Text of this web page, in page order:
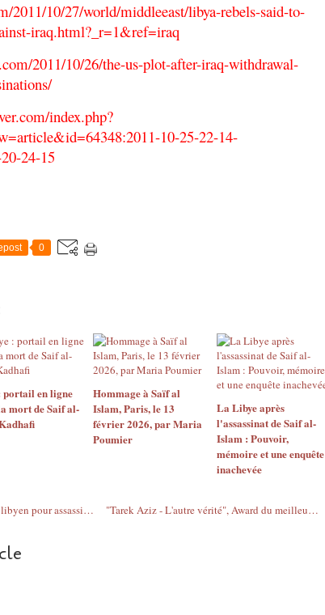
2011/10/27/world/middleeast/libya-rebels-said-to-
iraq.html?_r=1&ref=iraq
2011/10/26/the-us-plot-after-iraq-withdrawal-
index.php?
10-25-22-14-
24-15
0
portail en ligne
mort de Saif al-
Hommage à Saïf al
Islam, Paris, le 13
février 2026, par Maria
Poumier
La Libye après
l'assassinat de Saif al-
Islam : Pouvoir,
mémoire et une enquête
inachevée
Chasse à l’homme dans le désert libyen pour assassiner Seïf al-islam "Tarek Aziz - L'autre vérité", Award du meilleur documentaire